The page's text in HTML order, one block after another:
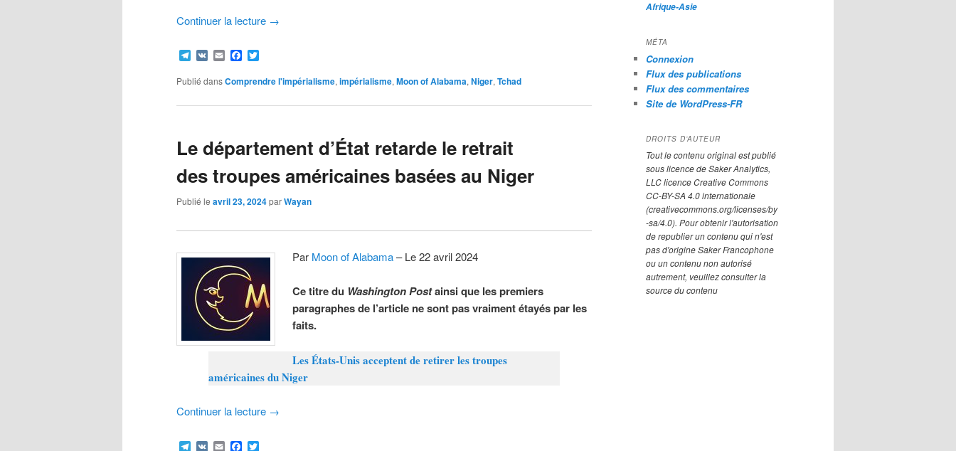
Continuer la lecture →
Telegram
VK EmailFacebook
Publié dansComprendre l'impérialisme, impérialisme, Moon of Alabama, Niger, Tchad
Le département d’État retarde le retrait
des troupes américaines basées au Niger
Publié le avril 23, 2024parWayan
Par Moon of Alabama– Le 22 avril 2024
Ce titre du Washington Postainsi que les premiers
paragraphes de l’article ne sont pas vraiment étayés par les
faits.
Les États-Unis acceptent de retirer les troupes
américaines du Niger
Continuer la lecture →
Telegram
VK EmailFacebook
Afrique-Asie
MÉTA
Connexion
Flux des publications
Flux des commentaires
Site de WordPress-FR
DROITS D’AUTEUR
Tout le contenu original est publié
sous licence de Saker Analytics,
LLC licence Creative Commons
CC-BY-SA 4.0 internationale
(creativecommons.org/licenses/by
-sa/4.0). Pour obtenir l'autorisation
de republier un contenu qui n'est
pas d'origine Saker Francophone
ou un contenu non autorisé
autrement, veuillez consulter la
source du contenu